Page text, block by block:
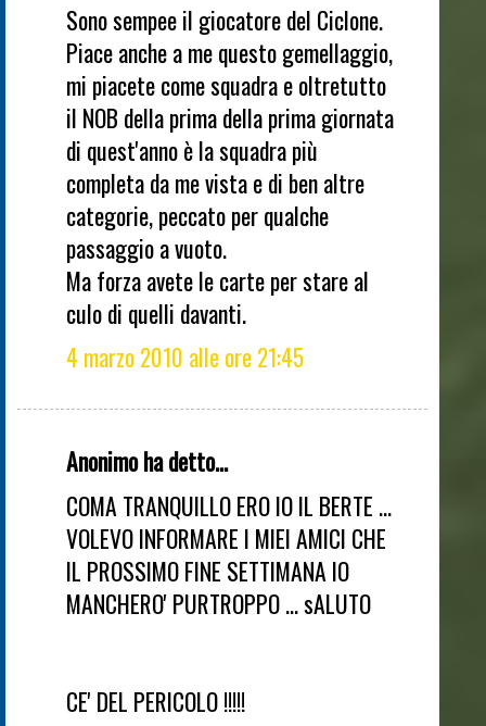
Sono sempee il giocatore del Ciclone.
Piace anche a me questo gemellaggio,
mi piacete come squadra e oltretutto
il NOB della prima della prima giornata
di quest'anno è la squadra più
completa da me vista e di ben altre
categorie, peccato per qualche
passaggio a vuoto.
Ma forza avete le carte per stare al
culo di quelli davanti.
4 marzo 2010 alle ore 21:45
Anonimo ha detto...
COMA TRANQUILLO ERO IO IL BERTE ...
VOLEVO INFORMARE I MIEI AMICI CHE
IL PROSSIMO FINE SETTIMANA IO
MANCHERO' PURTROPPO ... sALUTO
CE' DEL PERICOLO !!!!!